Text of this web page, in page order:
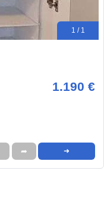
1 / 1
1.190 €
➦ ➜